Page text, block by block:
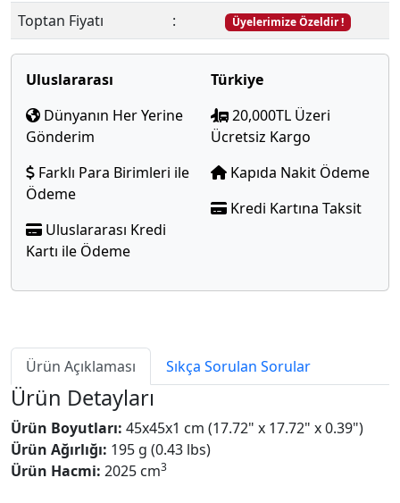
Toptan Fiyatı
: Üyelerimize Özeldir !
Uluslararası
Dünyanın Her Yerine
Gönderim
Farklı Para Birimleri ile
Ödeme
Uluslararası Kredi
Kartı ile Ödeme
Türkiye
20,000TL Üzeri
Ücretsiz Kargo
Kapıda Nakit Ödeme
Kredi Kartına Taksit
Ürün Açıklaması Sıkça Sorulan Sorular
Ürün Detayları
Ürün Boyutları: 45x45x1 cm (17.72" x 17.72" x 0.39")
Ürün Ağırlığı: 195 g (0.43 lbs)
Ürün Hacmi: 2025 cm3